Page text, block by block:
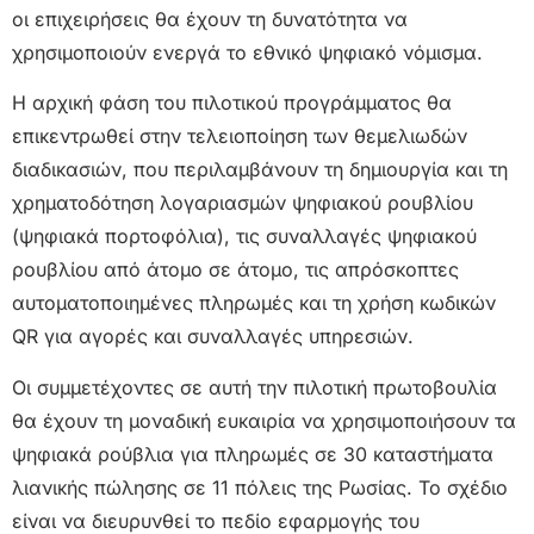
οι επιχειρήσεις θα έχουν τη δυνατότητα να
χρησιμοποιούν ενεργά το εθνικό ψηφιακό νόμισμα.
Η αρχική φάση του πιλοτικού προγράμματος θα
επικεντρωθεί στην τελειοποίηση των θεμελιωδών
διαδικασιών, που περιλαμβάνουν τη δημιουργία και τη
χρηματοδότηση λογαριασμών ψηφιακού ρουβλίου
(ψηφιακά πορτοφόλια), τις συναλλαγές ψηφιακού
ρουβλίου από άτομο σε άτομο, τις απρόσκοπτες
αυτοματοποιημένες πληρωμές και τη χρήση κωδικών
QR για αγορές και συναλλαγές υπηρεσιών.
Οι συμμετέχοντες σε αυτή την πιλοτική πρωτοβουλία
θα έχουν τη μοναδική ευκαιρία να χρησιμοποιήσουν τα
ψηφιακά ρούβλια για πληρωμές σε 30 καταστήματα
λιανικής πώλησης σε 11 πόλεις της Ρωσίας. Το σχέδιο
είναι να διευρυνθεί το πεδίο εφαρμογής του